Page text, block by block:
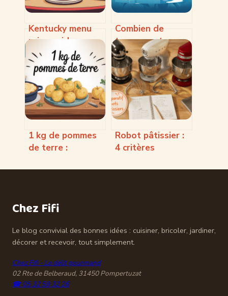
Kentucky menu
prix : guide
complet pour
maîtriser votre
budget au kfc
Combien de
temps peut-on
conserver des
huîtres sans
risque pour la
santé
1 kg de pommes
de terre :
recettes et
Robot pâtissier :
4 critères
modèles de
Chez Fifi
Le blog convivial des bonnes idées : cuisiner, bricoler, jardiner,
décorer et recevoir, tout simplement.
Chez Fifi - Le délit gourmand
02 Rte de Belberaud, 31450 Pompertuzat
☎ 05 32 59 32 26